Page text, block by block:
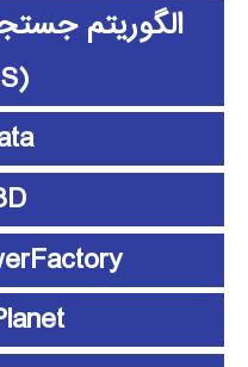
الگوریتم
(GELS)